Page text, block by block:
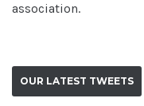
association.
OUR LATEST TWEETS